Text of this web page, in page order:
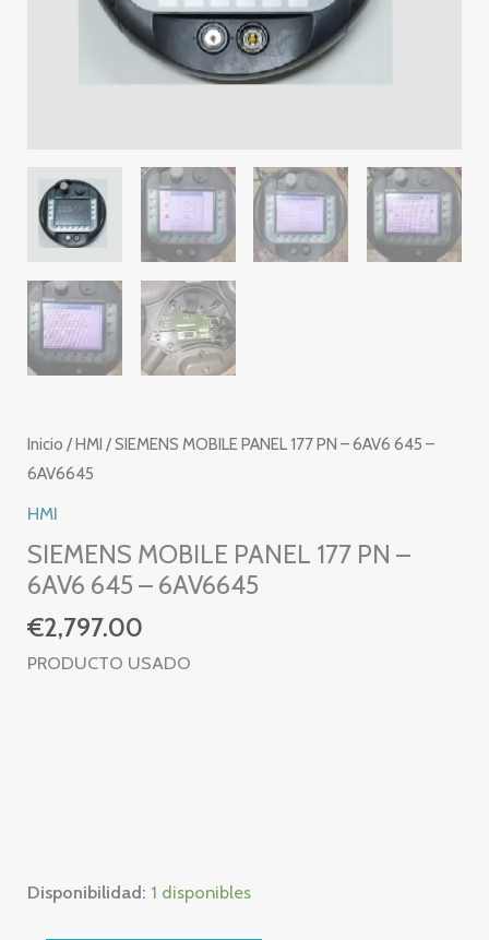
Inicio /HMI / SIEMENS MOBILE PANEL 177 PN – 6AV6 645 –
6AV6645
HMI
SIEMENS MOBILE PANEL 177 PN –
6AV6 645 – 6AV6645
€2,797.00
PRODUCTO USADO
Disponibilidad: 1 disponibles